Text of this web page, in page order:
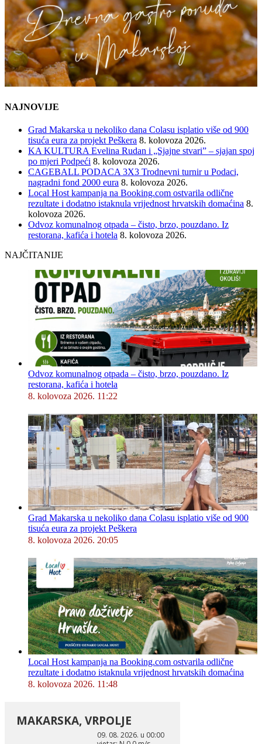
NAJNOVIJE
Grad Makarska u nekoliko dana Colasu isplatio više od 900
tisuća eura za projekt Peškera 8. kolovoza 2026.
KA KULTURA Evelina Rudan i „Sjajne stvari” – sjajan spoj
po mjeri Podpeći 8. kolovoza 2026.
CAGEBALL PODACA 3X3 Trodnevni turnir u Podaci,
nagradni fond 2000 eura 8. kolovoza 2026.
Local Host kampanja na Booking.com ostvarila odlične
rezultate i dodatno istaknula vrijednost hrvatskih domaćina 8.
kolovoza 2026.
Odvoz komunalnog otpada – čisto, brzo, pouzdano. Iz
restorana, kafića i hotela 8. kolovoza 2026.
NAJČITANIJE
Odvoz komunalnog otpada – čisto, brzo, pouzdano. Iz
restorana, kafića i hotela
8. kolovoza 2026. 11:22
Grad Makarska u nekoliko dana Colasu isplatio više od 900
tisuća eura za projekt Peškera
8. kolovoza 2026. 20:05
Local Host kampanja na Booking.com ostvarila odlične
rezultate i dodatno istaknula vrijednost hrvatskih domaćina
8. kolovoza 2026. 11:48